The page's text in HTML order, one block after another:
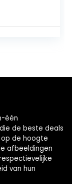
één
de beste deals
de hoogte
afbeeldingen
van hun